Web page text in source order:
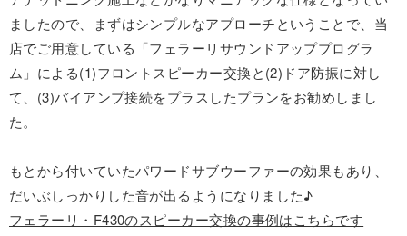
ましたので、まずはシンプルなアプローチということで、当
店でご用意している「フェラーリサウンドアッププログラ
ム」による(1)フロントスピーカー交換と(2)ドア防振に対し
て、(3)バイアンプ接続をプラスしたプランをお勧めしまし
た。
もとから付いていたパワードサブウーファーの効果もあり、
だいぶしっかりした音が出るようになりました♪
フェラーリ・F430のスピーカー交換の事例はこちらです